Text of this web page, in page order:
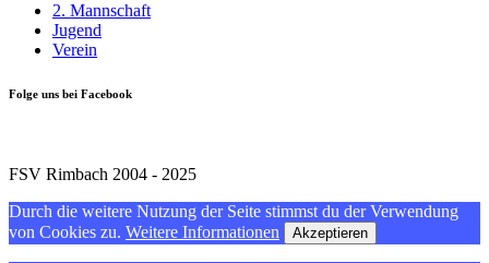
2. Mannschaft
Jugend
Verein
Folge uns bei Facebook
FSV Rimbach 2004 - 2025
Durch die weitere Nutzung der Seite stimmst du der Verwendung
von Cookies zu. Weitere Informationen Akzeptieren